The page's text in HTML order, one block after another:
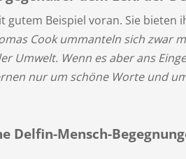
Beispiel voran. Sie bieten
Cook ummanteln sich zwar
Wenn es aber ans
nur um schöne Worte und
Delfin-Mensch-